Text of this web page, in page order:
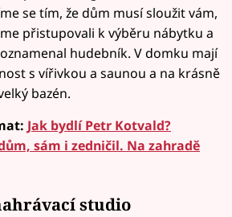
se tím, že dům musí sloužit vám,
přistupovali k výběru nábytku a
hudebník. V domku mají
s vířivkou a saunou a na krásně
bazén.
Jak bydlí Petr Kotvald?
sám i zedničil. Na zahradě
studio